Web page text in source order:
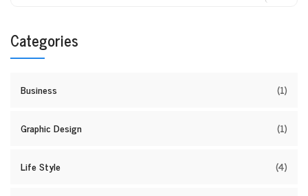
Categories
Business (1)
Graphic Design (1)
Life Style (4)